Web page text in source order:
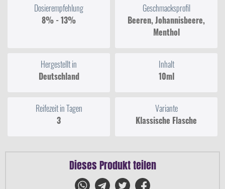
Dosierempfehlung
8% - 13%
Geschmacksprofil
Beeren, Johannisbeere,
Menthol
Hergestellt in
Deutschland
Inhalt
10ml
Reifezeit in Tagen
3
Variante
Klassische Flasche
Dieses Produkt teilen